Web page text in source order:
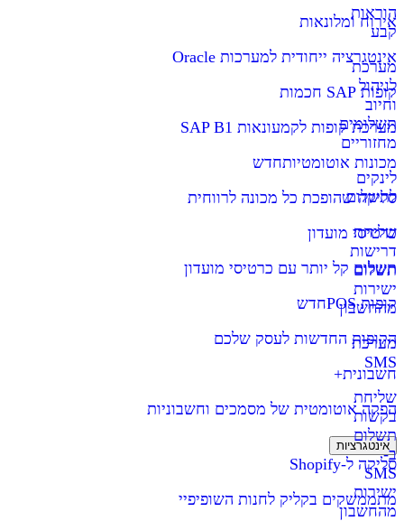
הוראות
קבע
מערכת
לניהול
וחיוב
תשלומים
מחזוריים
לינקים
לתשלום
שליחת
דרישות
תשלום
ישירות
מהחשבון
מערכת
SMS
שליחת
בקשות
תשלום
ב-
SMS
ישירות
מהחשבון
אירוח ומלונאות
אינטגרציה ייחודית למערכות Oracle
קופות SAP חכמות
מערכת קופות לקמעונאות SAP B1
מכונות אוטומטיותחדש
סליקה שהופכת כל מכונה לרווחית
כרטיסי מועדון
תשלום קל יותר עם כרטיסי מועדון
קופות POS
חדש
הקופות החדשות לעסק שלכם
חשבונית+
הפקה אוטומטית של מסמכים וחשבוניות
אינטגרציות
סליקה ל-Shopify
מתממשקים בקליק לחנות השופיפיי